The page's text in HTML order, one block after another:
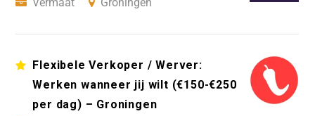
Flexibele Verkoper / Werver:
Werken wanneer jij wilt (€150-€250
per dag) – Groningen